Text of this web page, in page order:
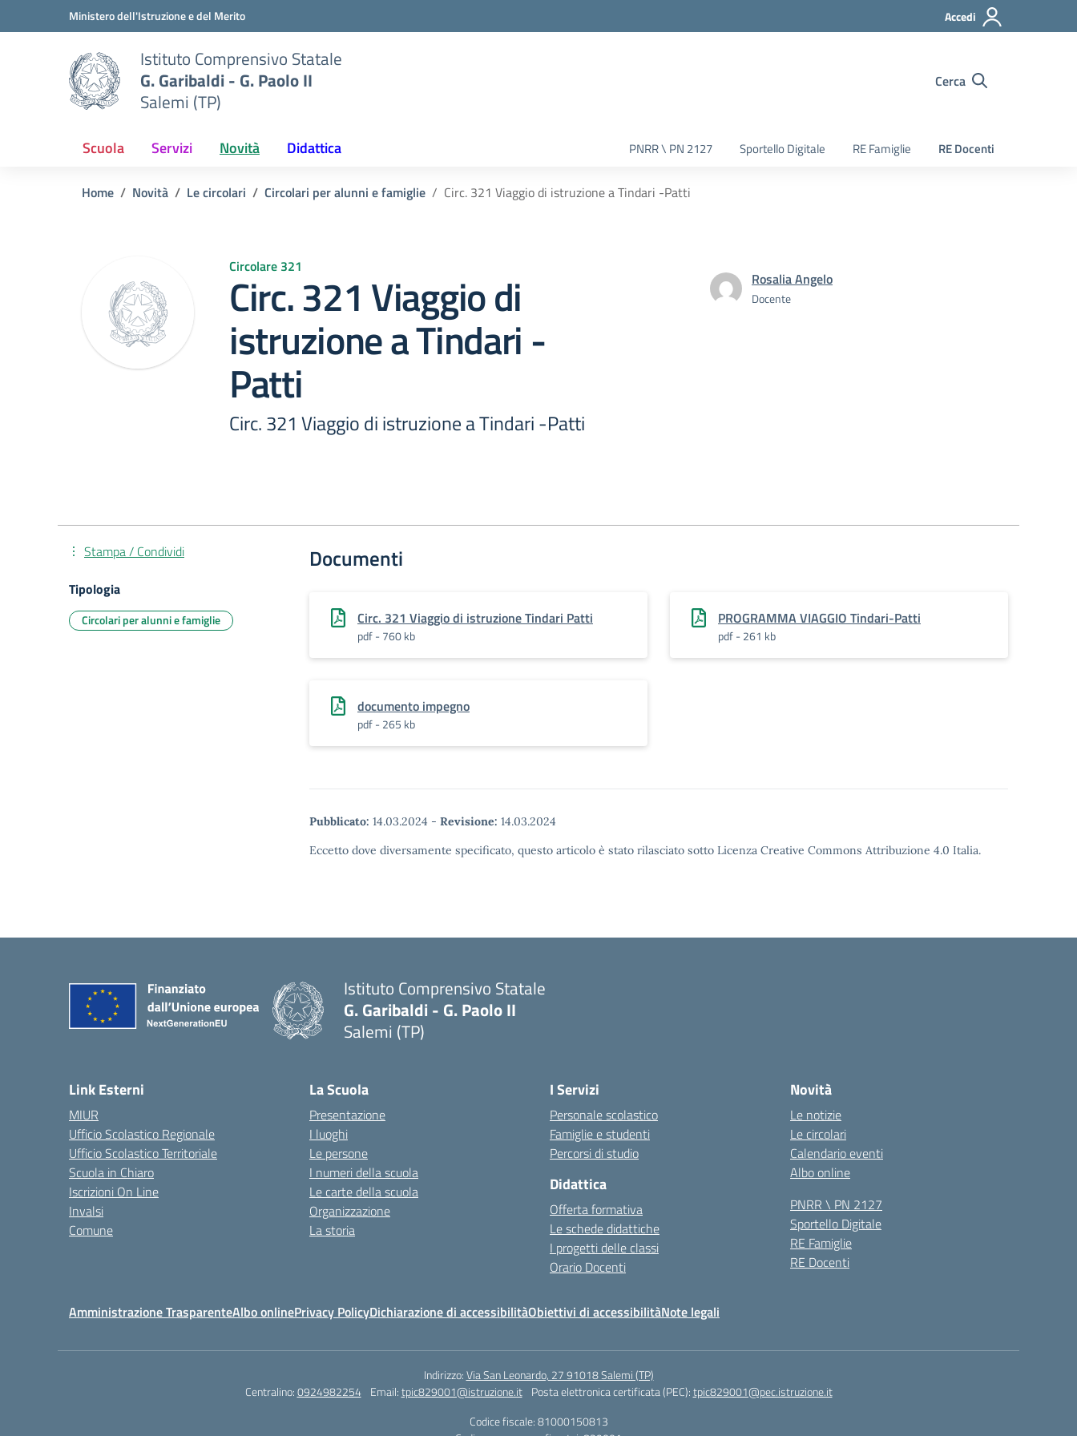
Vai ai contenuti
Vai al menu di navigazioneMinistero dell'Istruzione e del Merito Accedi
Istituto Comprensivo Statale
G. Garibaldi - G. Paolo II
Salemi (TP)
Cerca
Scuola Servizi Novità Didattica PNRR \ PN 2127 Sportello Digitale RE Famiglie RE Docenti
Home Novità Le circolari Circolari per alunni e famiglie Circ. 321 Viaggio di istruzione a Tindari -Patti
Circolare 321
Circ. 321 Viaggio di
istruzione a Tindari -
Patti
Circ. 321 Viaggio di istruzione a Tindari -Patti
Rosalia Angelo
Docente
Documenti
Circ. 321 Viaggio di istruzione Tindari Patti
pdf - 760 kb
PROGRAMMA VIAGGIO Tindari-Patti
pdf - 261 kb
documento impegno
pdf - 265 kb
Pubblicato: 14.03.2024 - Revisione: 14.03.2024
Eccetto dove diversamente specificato, questo articolo è stato rilasciato sotto Licenza Creative Commons Attribuzione 4.0 Italia.
Stampa / Condividi
Tipologia
Circolari per alunni e famiglie
Istituto Comprensivo Statale
G. Garibaldi - G. Paolo II
Salemi (TP)
Link Esterni
MIUR
Ufficio Scolastico Regionale
Ufficio Scolastico Territoriale
Scuola in Chiaro
Iscrizioni On Line
Invalsi
Comune
La Scuola
Presentazione
I luoghi
Le persone
I numeri della scuola
Le carte della scuola
Organizzazione
La storia
I Servizi
Personale scolastico
Famiglie e studenti
Percorsi di studio
Didattica
Offerta formativa
Le schede didattiche
I progetti delle classi
Orario Docenti
Novità
Le notizie
Le circolari
Calendario eventi
Albo online
PNRR \ PN 2127
Sportello Digitale
RE Famiglie
RE Docenti
Amministrazione TrasparenteAlbo onlinePrivacy PolicyDichiarazione di accessibilitàObiettivi di accessibilitàNote legali
Indirizzo:Via San Leonardo, 27 91018 Salemi (TP)
Centralino:0924982254 Email:tpic829001@istruzione.it Posta elettronica certificata (PEC):tpic829001@pec.istruzione.it
Codice fiscale: 81000150813